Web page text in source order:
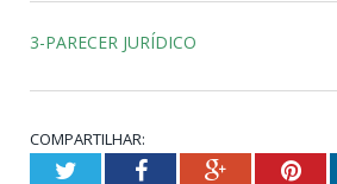
3-PARECER JURÍDICO
COMPARTILHAR:
TwitterFacebookGoogle+